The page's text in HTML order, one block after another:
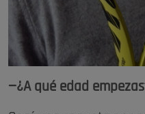
—¿A qué edad